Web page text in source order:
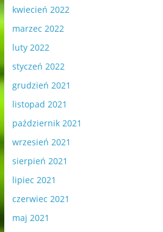
kwiecień 2022
marzec 2022
luty 2022
styczeń 2022
grudzień 2021
listopad 2021
październik 2021
wrzesień 2021
sierpień 2021
lipiec 2021
czerwiec 2021
maj 2021